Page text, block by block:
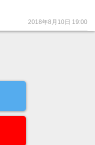
2018年8月10日 19:00